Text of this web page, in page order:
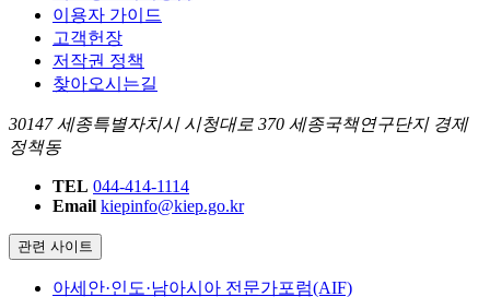
이용자 가이드
고객헌장
저작권 정책
찾아오시는길
30147 세종특별자치시 시청대로 370 세종국책연구단지 경제
정책동
TEL 044-414-1114
Email kiepinfo@kiep.go.kr
관련 사이트
아세안·인도·남아시아 전문가포럼(AIF)